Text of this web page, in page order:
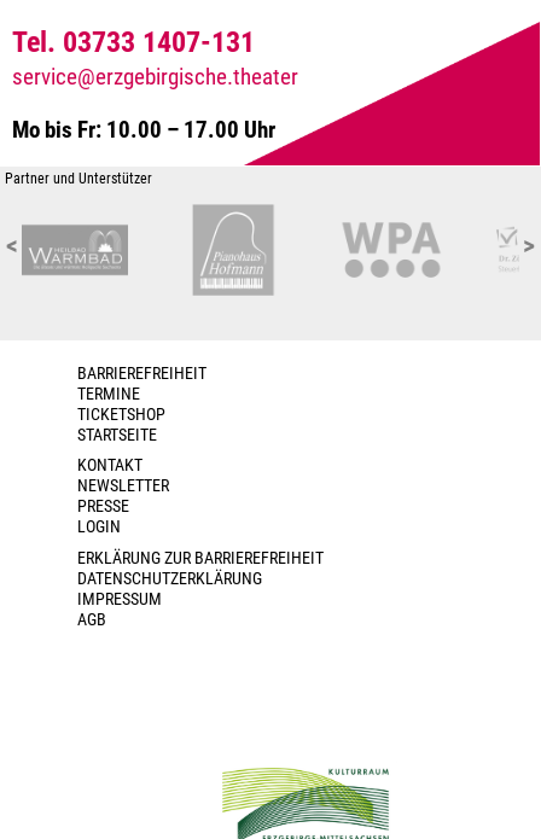
Tel. 03733 1407-131
service@erzgebirgische.theater
Mo bis Fr: 10.00 – 17.00 Uhr
Partner und Unterstützer
< >
BARRIEREFREIHEIT
TERMINE
TICKETSHOP
STARTSEITE
KONTAKT
NEWSLETTER
PRESSE
LOGIN
ERKLÄRUNG ZUR BARRIEREFREIHEIT
DATENSCHUTZERKLÄRUNG
IMPRESSUM
AGB